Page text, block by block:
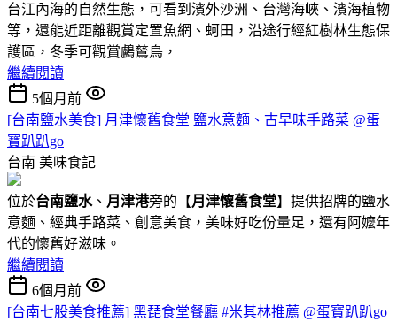
台江內海的自然生態，可看到濱外沙洲、台灣海峽、濱海植物
等，還能近距離觀賞定置魚網、蚵田，沿途行經紅樹林生態保
護區，冬季可觀賞鸕鶿鳥，
繼續閱讀
5個月前
[台南鹽水美食] 月津懷舊食堂 鹽水意麵、古早味手路菜 @蛋
寶趴趴go
台南 美味食記
位於台南鹽水、 月津港旁的【月津懷舊食堂】提供招牌的鹽水
意麵、經典手路菜、創意美食，美味好吃份量足，還有阿嬤年
代的懷舊好滋味。
繼續閱讀
6個月前
[台南七股美食推薦] 黑琵食堂餐廳 #米其林推薦 @蛋寶趴趴go